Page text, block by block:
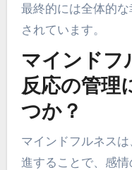
最終的には全体的
されています。
マインドフ
反応の管理
つか？
マインドフルネス
進することで、感